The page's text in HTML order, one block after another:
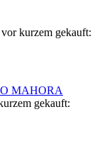
kurzem gekauft:
gekauft: